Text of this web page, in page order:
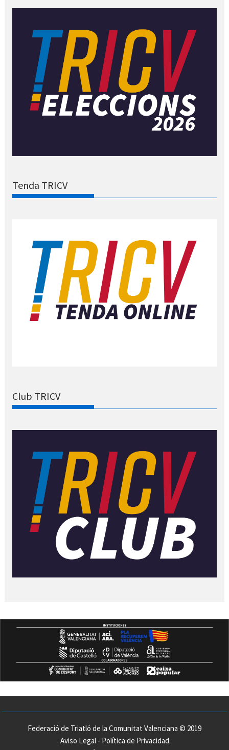
Tenda TRICV
Club TRICV
Federació de Triatló de la Comunitat Valenciana © 2019
Aviso Legal- Política de Privacidad